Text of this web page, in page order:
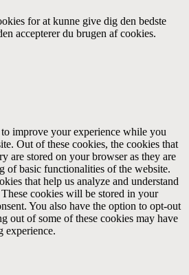
for at kunne give dig den bedste
accepterer du brugen af cookies.
improve your experience while you
Out of these cookies, the cookies that
are stored on your browser as they are
of basic functionalities of the website.
that help us analyze and understand
cookies will be stored in your
You also have the option to opt-out
out of some of these cookies may have
experience.